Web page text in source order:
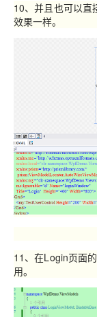
10、并且也可以直
效果一样。
11、在Login页面
用。